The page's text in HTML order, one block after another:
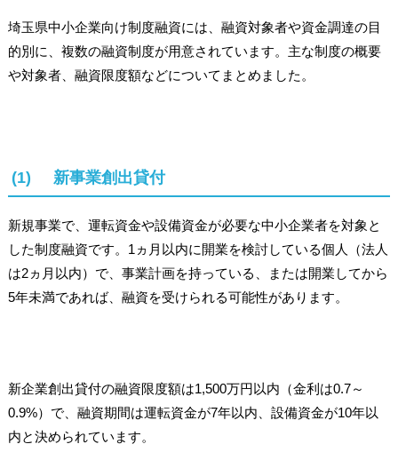
埼玉県中小企業向け制度融資には、融資対象者や資金調達の目
的別に、複数の融資制度が用意されています。主な制度の概要
や対象者、融資限度額などについてまとめました。
(1) 新事業創出貸付
新規事業で、運転資金や設備資金が必要な中小企業者を対象と
した制度融資です。1ヵ月以内に開業を検討している個人（法人
は2ヵ月以内）で、事業計画を持っている、または開業してから
5年未満であれば、融資を受けられる可能性があります。
新企業創出貸付の融資限度額は1,500万円以内（金利は0.7～
0.9%）で、融資期間は運転資金が7年以内、設備資金が10年以
内と決められています。